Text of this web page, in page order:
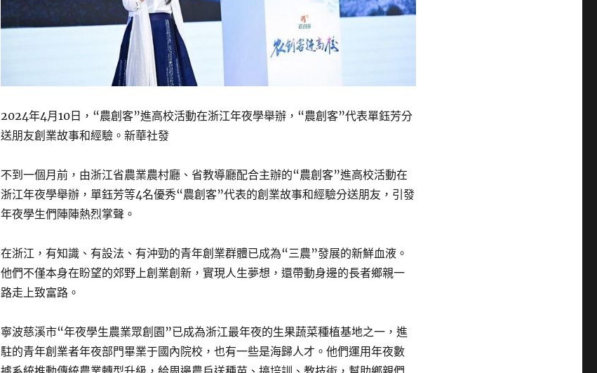
2024年4月10日，“農創客”進高校活動在浙江年夜學舉辦，“農創客”代表單鈺芳分
送朋友創業故事和經驗。新華社發
不到一個月前，由浙江省農業農村廳、省教導廳配合主辦的“農創客”進高校活動在
浙江年夜學舉辦，單鈺芳等4名優秀“農創客”代表的創業故事和經驗分送朋友，引發
年夜學生們陣陣熱烈掌聲。
在浙江，有知識、有設法、有沖勁的青年創業群體已成為“三農”發展的新鮮血液。
他們不僅本身在盼望的郊野上創業創新，實現人生夢想，還帶動身邊的長者鄉親一
路走上致富路。
寧波慈溪市“年夜學生農業眾創園”已成為浙江最年夜的生果蔬菜種植基地之一，進
駐的青年創業者年夜部門畢業于國內院校，也有一些是海歸人才。他們運用年夜數